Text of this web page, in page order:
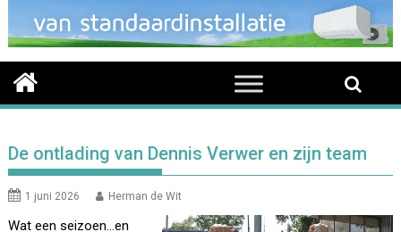
De ontlading van Dennis Verwer en zijn team
1 juni 2026 Herman de Wit
Wat een seizoen…en